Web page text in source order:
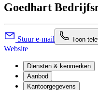
Goedhart
Stuur e-mail Toon
Website
Diensten & kenmerken
Aanbod
Kantoorgegevens